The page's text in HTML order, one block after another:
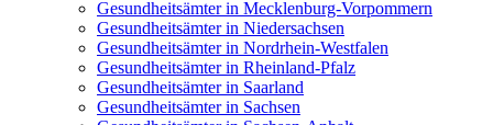
Gesundheitsämter in Mecklenburg-Vorpommern
Gesundheitsämter in Niedersachsen
Gesundheitsämter in Nordrhein-Westfalen
Gesundheitsämter in Rheinland-Pfalz
Gesundheitsämter in Saarland
Gesundheitsämter in Sachsen